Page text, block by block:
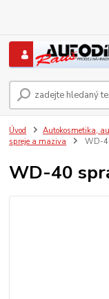
Úvod Autokosmetika,
spreje a maziva
WD-
WD-40